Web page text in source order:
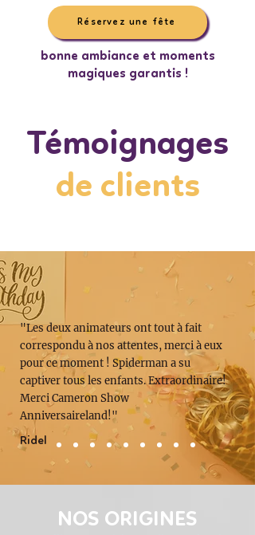
Réservez une fête
bonne ambiance et moments
magiques garantis !
Témoignages
de clients
"Les deux animateurs ont tout à fait
correspondu à nos attentes, merci à eux
pour ce moment ! Spiderman a su
captiver tous les enfants. Extraordinaire!
Merci Cameron Show
Anniversaireland!"
Ridel
NOS ORIGINES